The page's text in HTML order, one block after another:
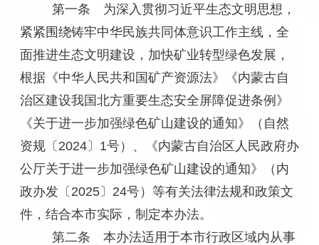
第一条 为深入贯彻习近平生态文明思想，
紧紧围绕铸牢中华民族共同体意识工作主线，全
面推进生态文明建设，加快矿业转型绿色发展，
根据《中华人民共和国矿产资源法》《内蒙古自
治区建设我国北方重要生态安全屏障促进条例》
《关于进一步加强绿色矿山建设的通知》（自然
资规〔2024〕1号）、《内蒙古自治区人民政府办
公厅关于进一步加强绿色矿山建设的通知》（内
政办发〔2025〕24号）等有关法律法规和政策文
件，结合本市实际，制定本办法。
第二条 本办法适用于本市行政区域内从事